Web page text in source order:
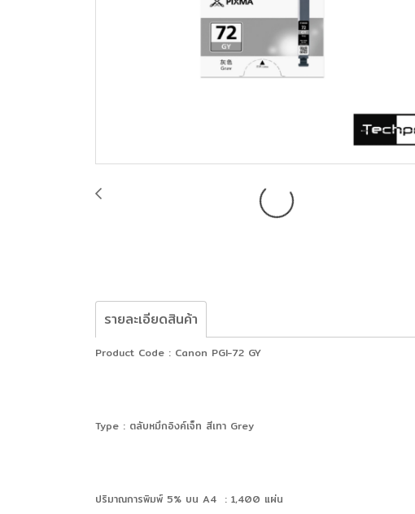
รายละเอียดสินค้า
Product Code : Canon PGI-72 GY
Type : ตลับหมึกอิงค์เจ็ท สีเทา Grey
ปริมาณการพิมพ์ 5% บน A4 : 1,400 แผ่น